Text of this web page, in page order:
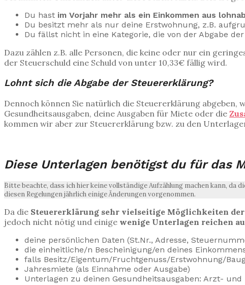
Du hast im Vorjahr mehr als ein Einkommen aus
Du besitzt mehr als nur deine Erstwohnung, z.B.
Du fällst nicht in eine Kategorie, die von der Abgabe
Dazu zählen z.B. alle Personen, die keine oder nur ein
der Steuerschuld eine Schuld von unter 10,33€ fällig wird.
Lohnt sich die Abgabe der Steuererklärung?
Dennoch können Sie natürlich die Steuererklärung abgeben,
Gesundheitsausgaben, deine Ausgaben für Miete oder die
kommen wir aber zur Steuererklärung bzw. zu den
Diese Unterlagen benötigst du für das
Bitte beachte, dass ich hier keine vollständige Aufzählung machen kann,
diesen Regelungen jährlich einige Änderungen vorgenommen.
Da die Steuererklärung sehr vielseitige Möglichkeiten
jedoch nicht nötig und einige wenige Unterlagen reichen
deine persönlichen Daten (St.Nr., Adresse,
die einheitliche/n Bescheinigung/en deines
falls Besitz/Eigentum/Fruchtgenuss/Erstwohnung/
Jahresmiete (als Einnahme oder Ausgabe)
Unterlagen zu deinen Gesundheitsausgaben: Arzt-